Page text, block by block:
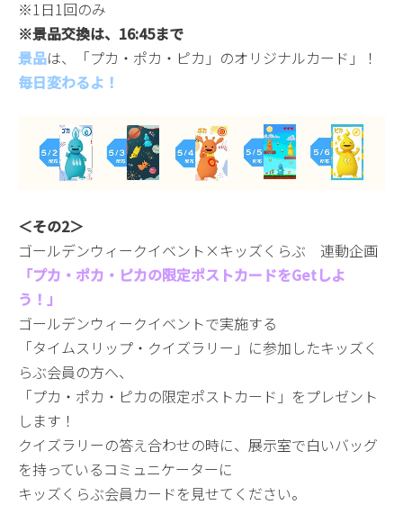
※1日1回のみ
※景品交換は、16:45まで
景品は、「プカ・ポカ・ピカ」のオリジナルカード」！
毎日変わるよ！
＜その2＞
ゴールデンウィークイベント×キッズくらぶ 連動企画
「プカ・ポカ・ピカの限定ポストカードをGetしよ
う！」
ゴールデンウィークイベントで実施する
「タイムスリップ・クイズラリー」に参加したキッズく
らぶ会員の方へ、
「プカ・ポカ・ピカの限定ポストカード」をプレゼント
します！
クイズラリーの答え合わせの時に、展示室で白いバッグ
を持っているコミュニケーターに
キッズくらぶ会員カードを見せてください。